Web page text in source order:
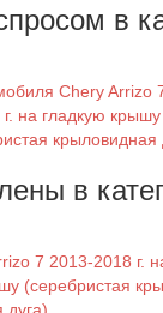
в
Chery
на гладкую
крыловидная
в
7 2013-2018 г.
(серебристая